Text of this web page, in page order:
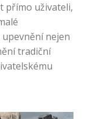
přímo uživateli,
nejen
tradiční